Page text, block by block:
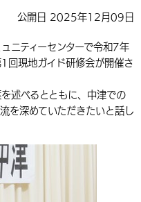
中国語（簡体字）
韓国語（한국어）
康・予防
宅・インフラ
国人の方向け情報
業・雇用
金
どもを預ける
画・施策
ルメ・食べる
役所の紹介
報・広聴
公開日 2025年12月09日
ニティーセンターで令和7年
回現地ガイド研修会が開催さ
述べるとともに、中津での
を深めていただきたいと話し